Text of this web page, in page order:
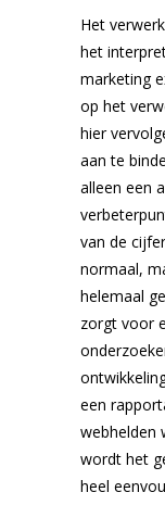
Het
het
marketing
op het
hier
aan te
alleen een
van de
normaal,
helemaal
zorgt voor
een
webhelden
wordt het
heel